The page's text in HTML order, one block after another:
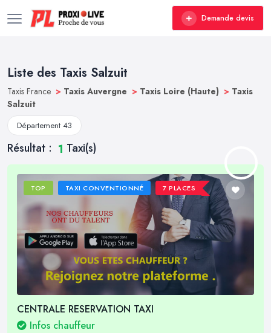
Demande devis
Liste des Taxis Salzuit
Taxis France > Taxis Auvergne > Taxis Loire (Haute) > Taxis
Salzuit
Département 43
Résultat : 1 Taxi(s)
TOP TAXI CONVENTIONNÉ 7 PLACES
CENTRALE RESERVATION TAXI
Infos chauffeur